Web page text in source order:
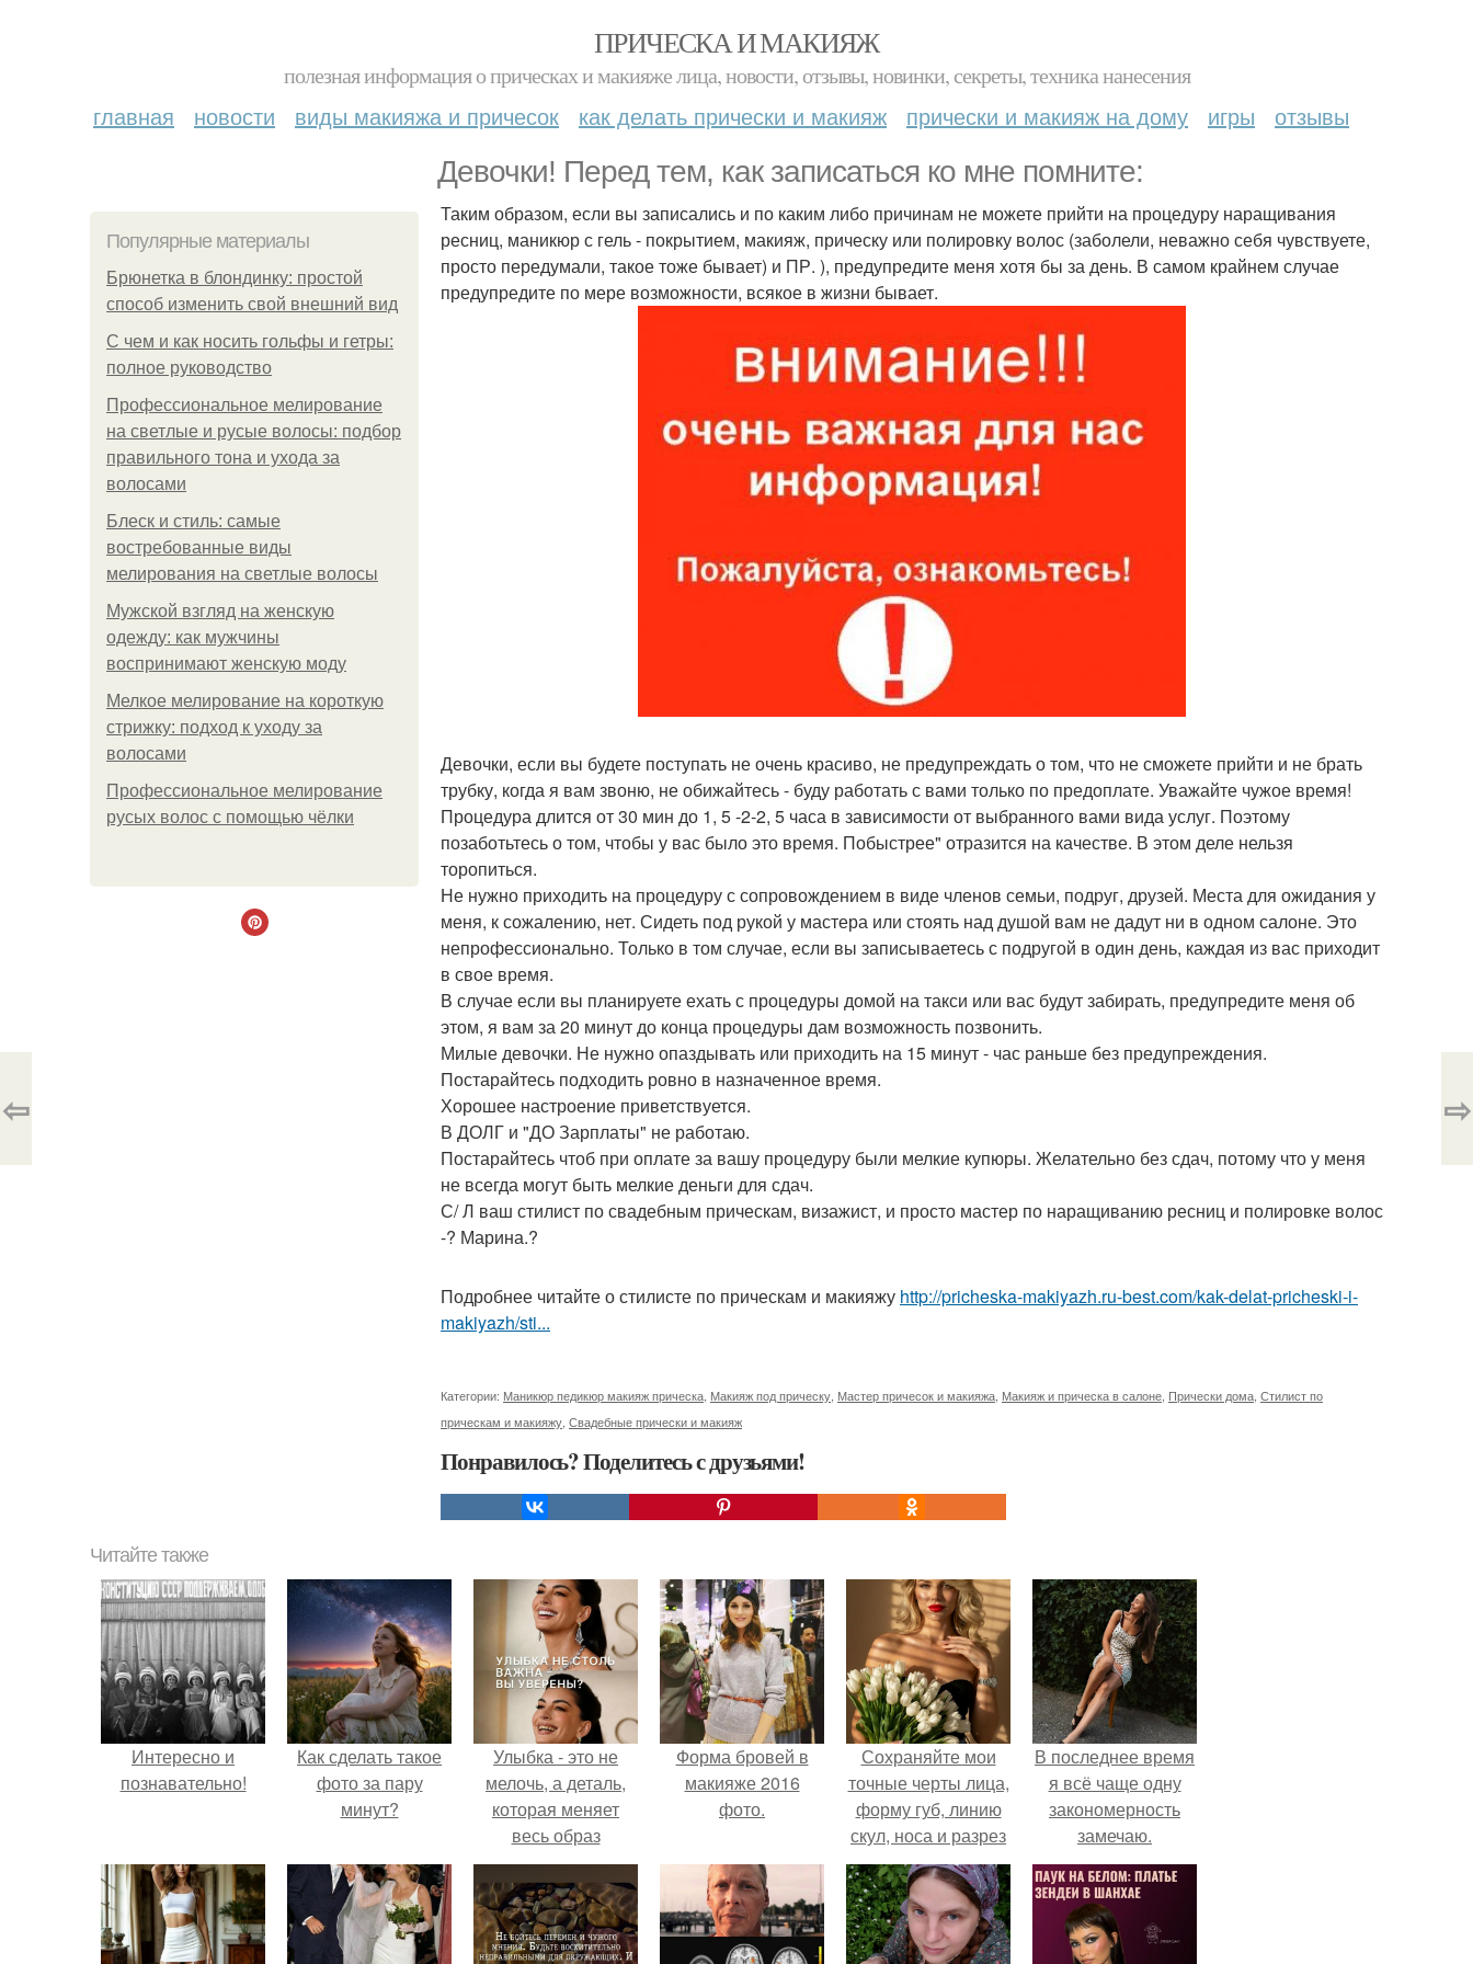
ПРИЧЕСКА И МАКИЯЖ
полезная информация о прическах и макияже лица, новости, отзывы, новинки, секреты, техника нанесения
главная новости виды макияжа и причесок как делать прически и макияж прически и макияж на дому игры отзывы
Девочки! Перед тем, как записаться ко мне помните:
Популярные материалы
Брюнетка в блондинку: простой
способ изменить свой внешний вид
С чем и как носить гольфы и гетры:
полное руководство
Профессиональное мелирование
на светлые и русые волосы: подбор
правильного тона и ухода за
волосами
Блеск и стиль: самые
востребованные виды
мелирования на светлые волосы
Мужской взгляд на женскую
одежду: как мужчины
воспринимают женскую моду
Мелкое мелирование на короткую
стрижку: подход к уходу за
волосами
Профессиональное мелирование
русых волос с помощью чёлки
Таким образом, если вы записались и по каким либо причинам не можете прийти на процедуру наращивания
ресниц, маникюр с гель - покрытием, макияж, прическу или полировку волос (заболели, неважно себя чувствуете,
просто передумали, такое тоже бывает) и ПР. ), предупредите меня хотя бы за день. В самом крайнем случае
предупредите по мере возможности, всякое в жизни бывает.
Девочки, если вы будете поступать не очень красиво, не предупреждать о том, что не сможете прийти и не брать
трубку, когда я вам звоню, не обижайтесь - буду работать с вами только по предоплате. Уважайте чужое время!
Процедура длится от 30 мин до 1, 5 -2-2, 5 часа в зависимости от выбранного вами вида услуг. Поэтому
позаботьтесь о том, чтобы у вас было это время. Побыстрее" отразится на качестве. В этом деле нельзя
торопиться.
Не нужно приходить на процедуру с сопровождением в виде членов семьи, подруг, друзей. Места для ожидания у
меня, к сожалению, нет. Сидеть под рукой у мастера или стоять над душой вам не дадут ни в одном салоне. Это
непрофессионально. Только в том случае, если вы записываетесь с подругой в один день, каждая из вас приходит
в свое время.
В случае если вы планируете ехать с процедуры домой на такси или вас будут забирать, предупредите меня об
этом, я вам за 20 минут до конца процедуры дам возможность позвонить.
Милые девочки. Не нужно опаздывать или приходить на 15 минут - час раньше без предупреждения.
Постарайтесь подходить ровно в назначенное время.
Хорошее настроение приветствуется.
В ДОЛГ и "ДО Зарплаты" не работаю.
Постарайтесь чтоб при оплате за вашу процедуру были мелкие купюры. Желательно без сдач, потому что у меня
не всегда могут быть мелкие деньги для сдач.
С/ Л ваш стилист по свадебным прическам, визажист, и просто мастер по наращиванию ресниц и полировке волос
-? Марина.?
Подробнее читайте о стилисте по прическам и макияжу http://pricheska-makiyazh.ru-best.com/kak-delat-pricheski-i-
makiyazh/sti...
Категории: Маникюр педикюр макияж прическа Макияж под прическу Мастер причесок и макияжа Макияж и прическа в салоне Прически дома Стилист по
прическам и макияжу Свадебные прически и макияж
Понравилось? Поделитесь с друзьями!
⇦ ⇨
Читайте также
Интересно и
познавательно!
Как сделать такое
фото за пару
минут?
Улыбка - это не
мелочь, а деталь,
которая меняет
весь образ
человека.
Форма бровей в
макияже 2016
фото.
Сохраняйте мои
точные черты лица,
форму губ, линию
скул, носа и разрез
глаз.
В последнее время
я всё чаще одну
закономерность
замечаю.